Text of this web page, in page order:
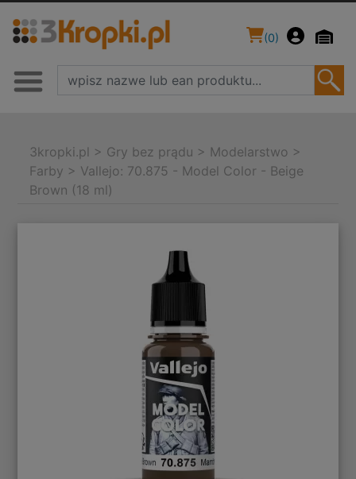
(0)
3kropki.pl > Gry bez prądu > Modelarstwo >
Farby > Vallejo: 70.875 - Model Color - Beige
Brown (18 ml)